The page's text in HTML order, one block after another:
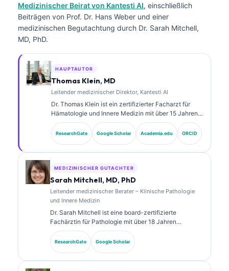
Medizinischer Beirat von Kantesti AI, einschließlich
Beiträgen von Prof. Dr. Hans Weber und einer
medizinischen Begutachtung durch Dr. Sarah Mitchell,
MD, PhD.
HAUPTAUTOR
Thomas Klein, MD
Leitender medizinischer Direktor, Kantesti AI
Dr. Thomas Klein ist ein zertifizierter Facharzt für
Hämatologie und Innere Medizin mit über 15 Jahren
Erfahrung in der Labormedizin und in der KI-
gestützten klinischen Analyse. Als Chief Medical
Officer bei Kantesti AI übernimmt er die klinische
umfangreich zu der Interpretation von Biomarkern
und zu Labor- diagnostik in Themen der
ResearchGate Google Scholar Academia.edu ORCID
MEDIZINISCHER GUTACHTER
Sarah Mitchell, MD, PhD
Leitender medizinischer Berater – Klinische Pathologie
und Innere Medizin
Dr. Sarah Mitchell ist eine board-zertifizierte
Fachärztin für Pathologie mit über 18 Jahren
Erfahrung in der Laboratoriumsmedizin und in der
diagnostischen Analyse. Sie verfügt über
Spezialzertifizierungen in klinischer Chemie und hat
ResearchGate Google Scholar